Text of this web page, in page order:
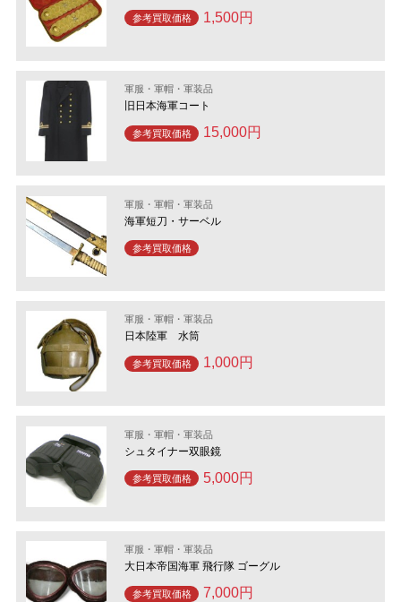
参考買取価格 1,500円
軍服・軍帽・軍装品
旧日本海軍コート
参考買取価格 15,000円
軍服・軍帽・軍装品
海軍短刀・サーベル
参考買取価格
軍服・軍帽・軍装品
日本陸軍 水筒
参考買取価格 1,000円
軍服・軍帽・軍装品
シュタイナー双眼鏡
参考買取価格 5,000円
軍服・軍帽・軍装品
大日本帝国海軍 飛行隊 ゴーグル
参考買取価格 7,000円